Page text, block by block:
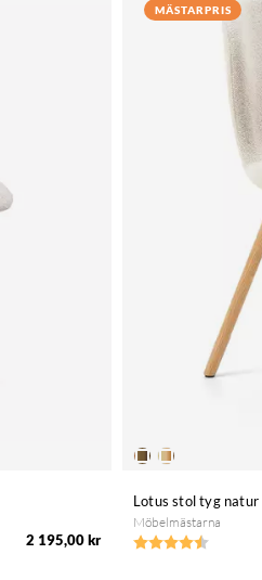
2 195,00 kr
MÄSTARPRIS
Lotus stol tyg natur
Möbelmästarna
Betyg:
4.6 utav 5 stjärnor